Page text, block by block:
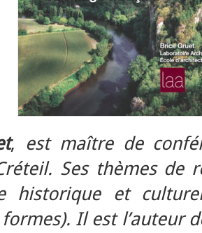
, est maître de
Ses thèmes de
historique et
Il est l’auteur